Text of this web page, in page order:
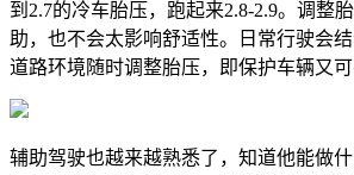
到2.7的冷车胎压，跑起来2.8-2.9。调整
助，也不会太影响舒适性。日常行驶会
道路环境随时调整胎压，即保护车辆又可
辅助驾驶也越来越熟悉了，知道他能做